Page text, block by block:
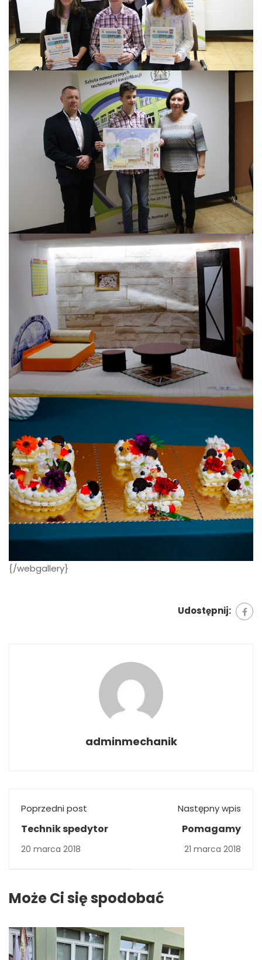
{/webgallery}
Udostępnij:
adminmechanik
Poprzedni post
Technik spedytor
20 marca 2018
Następny wpis
Pomagamy
21 marca 2018
Może Ci się spodobać